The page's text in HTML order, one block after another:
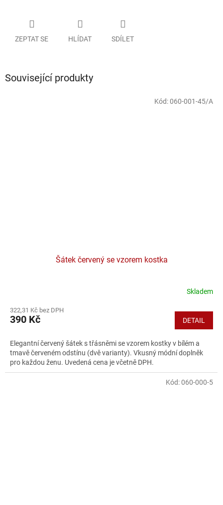
ZEPTAT SE HLÍDAT SDÍLET
Související produkty
Šátek červený se vzorem kostka
Skladem
322,31 Kč bez DPH
390 Kč DETAIL
Elegantní červený šátek s třásněmi se vzorem kostky v bílém a
tmavě červeném odstínu (dvě varianty). Vkusný módní doplněk
pro každou ženu. Uvedená cena je včetně DPH.
Kód:060-001-45/A
Kód:060-000-5